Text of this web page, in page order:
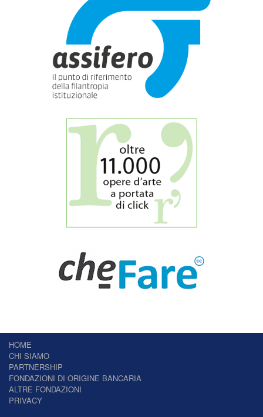
HOME
CHI SIAMO
PARTNERSHIP
FONDAZIONI DI ORIGINE BANCARIA
ALTRE FONDAZIONI
PRIVACY